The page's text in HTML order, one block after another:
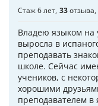
Стаж 6 лет 33отзыва
Владею языком на
выросла в
преподавать
школе. Сейчас
учеников, с
хорошими
преподавателем в